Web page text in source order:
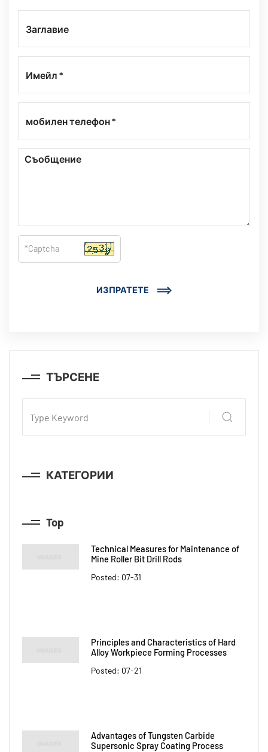
ТЪРСЕНЕ
КАТЕГОРИИ
Top
Technical Measures for Maintenance of
Mine Roller Bit Drill Rods
Posted: 07-31
Principles and Characteristics of Hard
Alloy Workpiece Forming Processes
Posted: 07-21
Advantages of Tungsten Carbide
Supersonic Spray Coating Process
ИЗПРАТЕТЕ